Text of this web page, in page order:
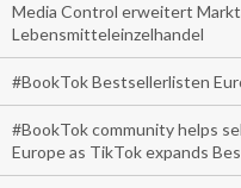
Media Control erweitert
Lebensmitteleinzelhandel
#BookTok Bestsellerlisten
#BookTok community helps
Europe as TikTok expands